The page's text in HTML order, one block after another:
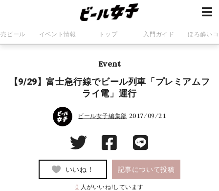
ビール イベント情報 トップ 入門ガイド ほろ酔い
Event
【9/29】富士急行線でビール列車「プレミアムフ
ライ電」運行
ビール女子編集部 2017/09/21
いいね！ 記事について投稿
0 人がいいね!しています